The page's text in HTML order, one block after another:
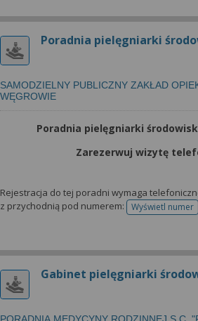
Poradnia pielęgniarki
SAMODZIELNY PUBLICZNY ZAKŁAD
WĘGROWIE
Poradnia pielęgniarki
Zarezerwuj wizytę
Rejestracja do tej poradni wymaga
z przychodnią pod numerem:
Wyświetl numer
telefonu
Gabinet pielęgniarki